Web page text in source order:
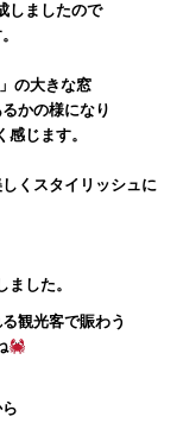
しましたので
の大きな窓
かの様になり
じます。
くスタイリッシュに
した。
観光客で賑わう